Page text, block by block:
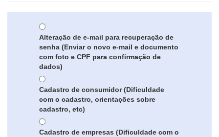
Alteração de e-mail para recuperação de
senha (Enviar o novo e-mail e documento
com foto e CPF para confirmação de
dados)
Cadastro de consumidor (Dificuldade
com o cadastro, orientações sobre
cadastro, etc)
Cadastro de empresas (Dificuldade com o